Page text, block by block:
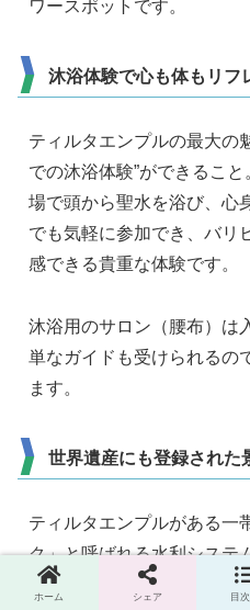
ワースポットです。
沐浴体験で心も体もリフ
ティルタエンプルの最大の
での沐浴体験”ができるこ
場で頭から聖水を浴び、心
でも気軽に参加でき、バリ
感できる貴重な体験です。
沐浴用のサロン（腰布）は
単なガイドも受けられるの
ます。
世界遺産にも登録された
ティルタエンプルがある一
ク」と呼ばれる水利システ
田の景観が広がり、ユネ
ホーム シェア 目